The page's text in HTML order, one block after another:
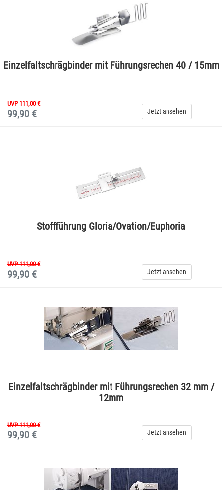
Einzelfaltschrägbinder mit Führungsrechen 40 / 15mm
UVP 111,00 €
99,90 € Jetzt ansehen
Stoffführung Gloria/Ovation/Euphoria
UVP 111,00 €
99,90 € Jetzt ansehen
Einzelfaltschrägbinder mit Führungsrechen 32 mm /
12mm
UVP 111,00 €
99,90 € Jetzt ansehen